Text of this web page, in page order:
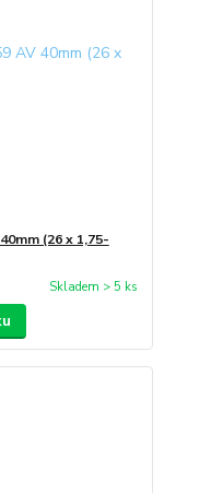
(26 x 1,75-
Skladem > 5 ks